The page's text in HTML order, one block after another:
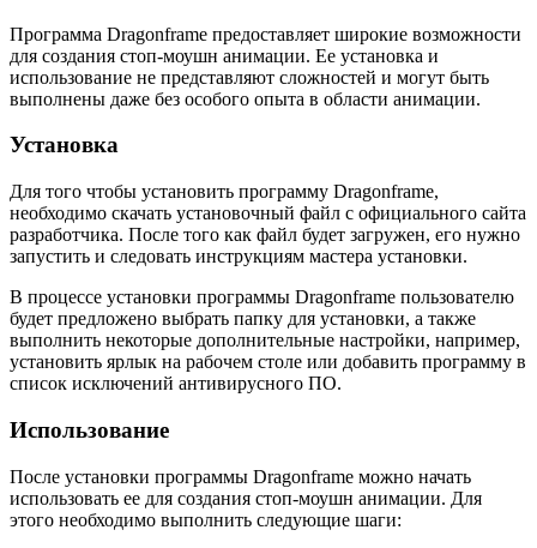
Программа Dragonframe предоставляет широкие возможности
для создания стоп-моушн анимации. Ее установка и
использование не представляют сложностей и могут быть
выполнены даже без особого опыта в области анимации.
Установка
Для того чтобы установить программу Dragonframe,
необходимо скачать установочный файл с официального сайта
разработчика. После того как файл будет загружен, его нужно
запустить и следовать инструкциям мастера установки.
В процессе установки программы Dragonframe пользователю
будет предложено выбрать папку для установки, а также
выполнить некоторые дополнительные настройки, например,
установить ярлык на рабочем столе или добавить программу в
список исключений антивирусного ПО.
Использование
После установки программы Dragonframe можно начать
использовать ее для создания стоп-моушн анимации. Для
этого необходимо выполнить следующие шаги: